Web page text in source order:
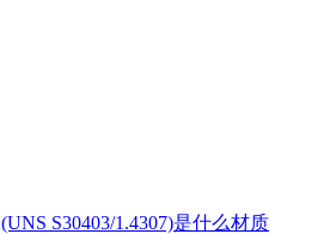
(UNS S30403/1.4307)是什么材质